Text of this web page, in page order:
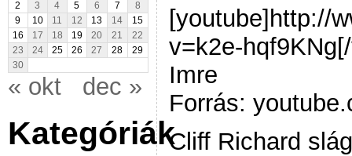
2
3 4 5 6 7
8
9
10 11 12 13 14
15
16
17 18 19 20 21
22
23
24 25 26 27 28
29
30
« okt dec »
Kategóriák
[youtube]http://
v=k2e-
Imre
Forrás:
Cliff Richard